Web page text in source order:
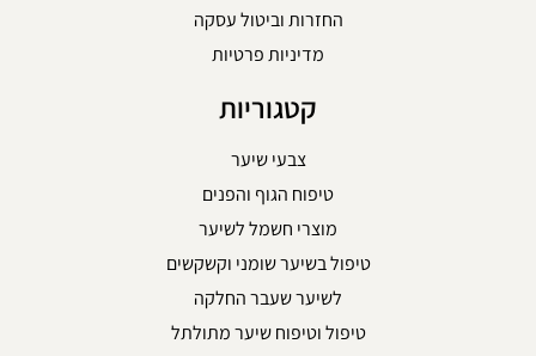
החזרות וביטול עסקה
מדיניות פרטיות
קטגוריות
צבעי שיער
טיפוח הגוף והפנים
מוצרי חשמל לשיער
טיפול בשיער שומני וקשקשים
לשיער שעבר החלקה
טיפול וטיפוח שיער מתולתל